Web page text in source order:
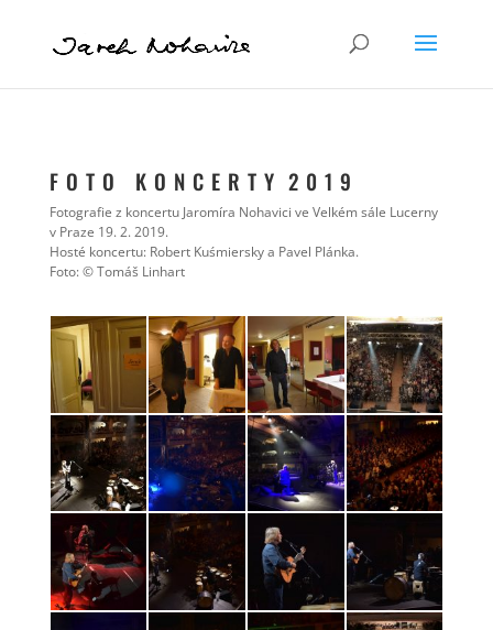
F O T O K O N C E R T Y 2 0 1 9
Fotografie z koncertu Jaromíra Nohavici ve Velkém sále Lucerny
v Praze 19. 2. 2019.
Hosté koncertu: Robert Kuśmiersky a Pavel Plánka.
Foto: © Tomáš Linhart